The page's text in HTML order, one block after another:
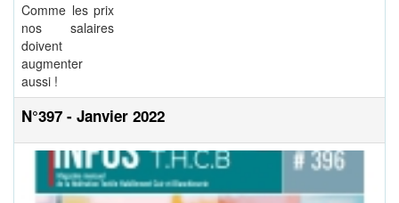
Comme les prix
nos salaires
doivent
augmenter
aussi !
N°397 - Janvier 2022